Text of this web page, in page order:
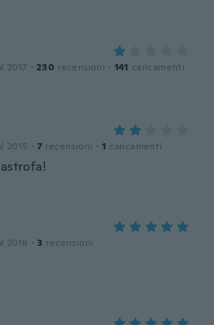
2017 · 230 recensioni · 141 caricamenti
2015 · 7 recensioni · 1 caricamenti
2018 · 3 recensioni